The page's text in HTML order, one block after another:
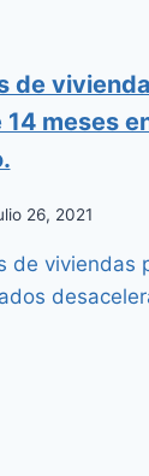
de
14 meses
26, 2021